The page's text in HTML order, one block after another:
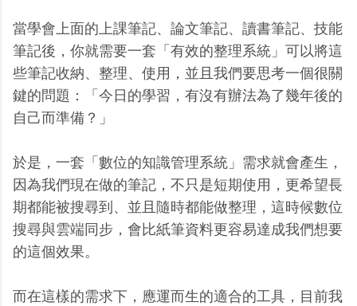
當學會上面的上課筆記、論文筆記、讀書筆記、技能
筆記後，你就需要一套「有效的整理系統」可以將這
些筆記收納、整理、使用，並且我們要思考一個很關
鍵的問題：「今日的學習，有沒有辦法為了幾年後的
自己而準備？」
於是，一套「數位的知識管理系統」需求就會產生，
因為我們現在做的筆記，不只是短期使用，更希望長
期都能被搜尋到、並且隨時都能做整理，這時候數位
搜尋與雲端同步，會比紙筆資料更容易達成我們想要
的這個效果。
而在這樣的需求下，應運而生的適合的工具，目前我